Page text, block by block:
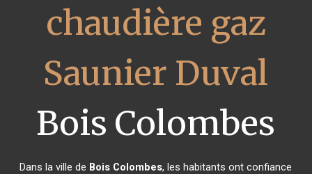
chaudière gaz
Saunier Duval
Bois Colombes
Dans la ville de Bois Colombes, les habitants ont confiance